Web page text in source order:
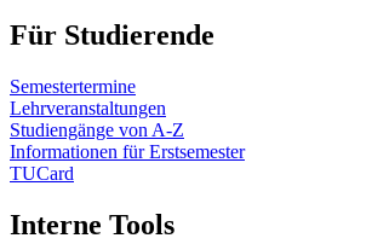
Für Studierende
Semestertermine
Lehrveranstaltungen
Studiengänge von A-Z
Informationen für Erstsemester
TUCard
Interne Tools